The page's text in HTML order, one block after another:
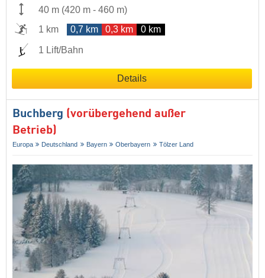
40 m (420 m - 460 m)
1 km
0,7 km 0,3 km 0 km
1 Lift/Bahn
Details
Buchberg (vorübergehend außer
Betrieb)
Europa Deutschland Bayern Oberbayern Tölzer Land